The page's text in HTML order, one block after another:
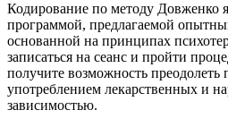
Кодирование по методу Довженко
программой, предлагаемой
основанной на принципах
записаться на сеанс и пройти
получите возможность
употреблением лекарственных и
зависимостью.